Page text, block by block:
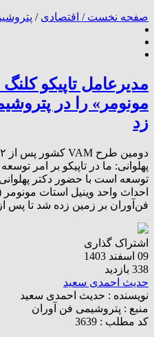
صفحه نخست / اقتصادی /
مدیرعامل تاپیکو
مونومر» را در
زد
پهلوانی: ما در تاپیکو بر امر
توسعه است با حضور دکتر
فن‌آوران بر زمین زده شد تا پس از ۳۲ سال، دومین واحد […]
اشتراک گذاری
09 اسفند 1403
338 بازدید
حدیث احمدی سعید
نویسنده : حدیث احمدی سعید
منبع : پتروشیمی فن آوران
کد مطلب : 3639